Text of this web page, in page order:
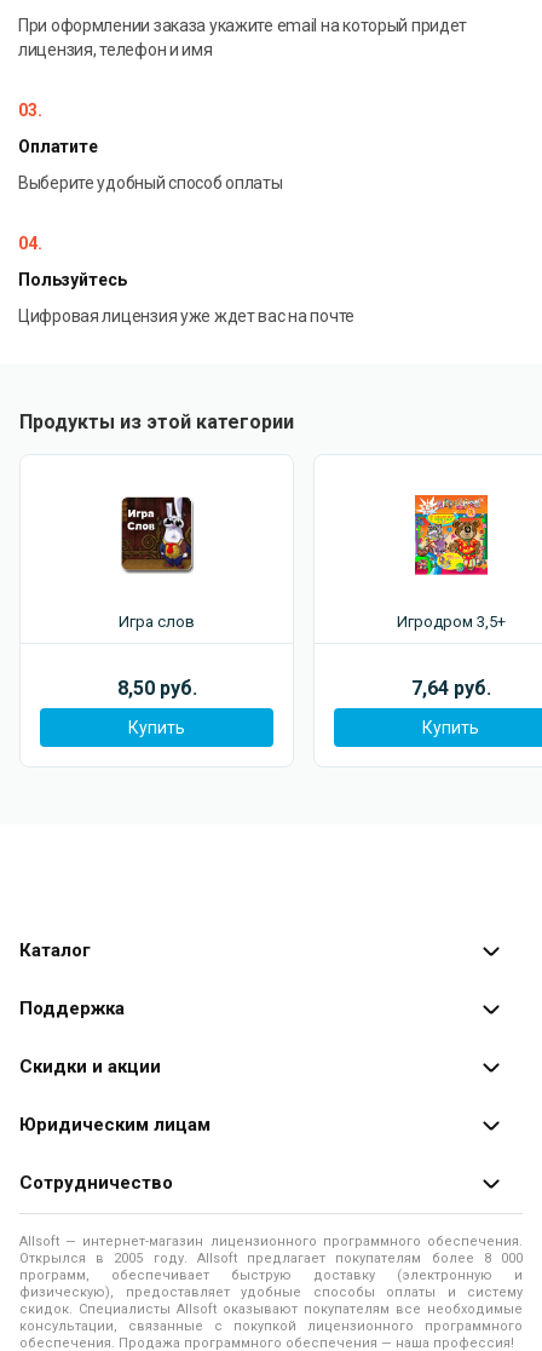
При оформлении заказа укажите email на который придет
лицензия, телефон и имя
03.
Оплатите
Выберите удобный способ оплаты
04.
Пользуйтесь
Цифровая лицензия уже ждет вас на почте
Продукты из этой категории
Игра слов
8,50 руб.
Купить
Игродром 3,5+
7,64 руб.
Купить
Каталог
Каталог программ
Поддержка
Оплата заказов
Доставка заказа
Помощь
Правила продажи
Политика использования файлов Cookie
Скидки и акции
Специальные
Юридическим лицам
Продажа программ юридическим лицам
О лицензировании программного обеспечения
Программы для компьютера
Контакты
Сотрудничество
О магазине
Адреса и телефоны
Новости
Allsoft — интернет-магазин лицензионного программного обеспечения.
Открылся в 2005 году. Allsoft предлагает покупателям более 8 000
программ, обеспечивает быструю доставку (электронную и
физическую), предоставляет удобные способы оплаты и систему
скидок. Специалисты Allsoft оказывают покупателям все необходимые
консультации, связанные с покупкой лицензионного программного
обеспечения. Продажа программного обеспечения — наша профессия!